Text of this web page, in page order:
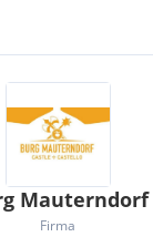
Mauterndorf
Firma